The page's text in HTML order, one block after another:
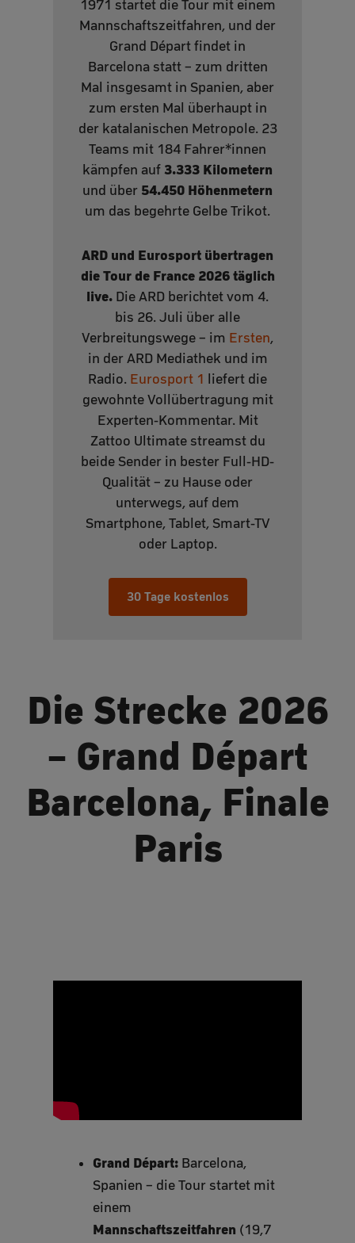
1971 startet die Tour mit einem
Mannschaftszeitfahren, und der
Grand Départ findet in
Barcelona statt – zum dritten
Mal insgesamt in Spanien, aber
zum ersten Mal überhaupt in
der katalanischen Metropole. 23
Teams mit 184 Fahrer*innen
kämpfen auf 3.333 Kilometern
und über 54.450 Höhenmetern
um das begehrte Gelbe Trikot.
ARD und Eurosport übertragen
die Tour de France 2026 täglich
live. Die ARD berichtet vom 4.
bis 26. Juli über alle
Verbreitungswege – im Ersten,
in der ARD Mediathek und im
Radio. Eurosport 1 liefert die
gewohnte Vollübertragung mit
Experten-Kommentar. Mit
Zattoo Ultimate streamst du
beide Sender in bester Full-HD-
Qualität – zu Hause oder
unterwegs, auf dem
Smartphone, Tablet, Smart-TV
oder Laptop.
30 Tage kostenlos
Die Strecke 2026
– Grand Départ
Barcelona, Finale
Paris
Grand Départ: Barcelona,
Spanien – die Tour startet mit
einem
Mannschaftszeitfahren (19,7